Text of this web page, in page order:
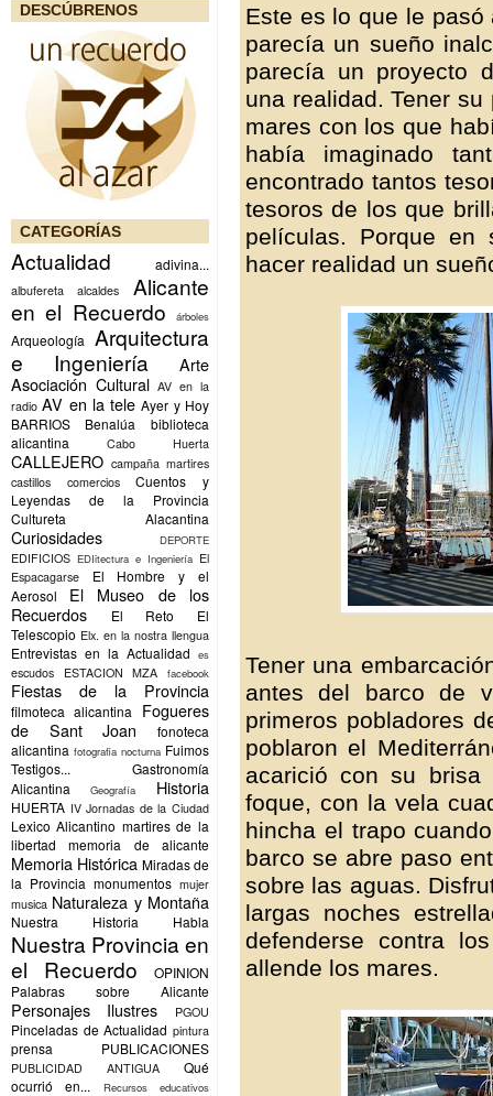
DESCÚBRENOS
CATEGORÍAS
Actualidad adivina...
albufereta alcaldes
Alicante
en el Recuerdo
árboles
Arqueología Arquitectura
e Ingeniería
Arte
Asociación Cultural AV en la
radio AV en la tele Ayer y Hoy
BARRIOS
Benalúa
biblioteca
alicantina
Cabo Huerta
CALLEJERO campaña martires
castillos
comercios
Cuentos y
Leyendas de la Provincia
Cultureta Alacantina
Curiosidades DEPORTE
EDIFICIOS EDIitectura e Ingeniería El
Espacagarse
El Hombre y el
Aerosol
El Museo de los
Recuerdos
El Reto
El
Telescopio Elx. en la nostra llengua
Entrevistas en la Actualidad es
escudos ESTACION MZA facebook
Fiestas de la Provincia
filmoteca alicantina
Fogueres
de Sant Joan
fonoteca
alicantina fotografia nocturna Fuimos
Testigos...
Gastronomía
Alicantina
Geografía Historia
HUERTA IV Jornadas de la Ciudad
Lexico Alicantino martires de la
libertad
memoria de alicante
Memoria Histórica Miradas de
la Provincia monumentos mujer
musica Naturaleza y Montaña
Nuestra Historia Habla
Nuestra Provincia en
el Recuerdo
OPINION
Palabras sobre Alicante
Personajes Ilustres PGOU
Pinceladas de Actualidad pintura
prensa PUBLICACIONES
PUBLICIDAD ANTIGUA
Qué
ocurrió en...
Recursos educativos
Este es lo que le
parecía un sueño
parecía un proyecto
una realidad. Tener
mares con los que
había imaginado
encontrado tantos
tesoros de los que
películas. Porque en
hacer
Tener una
antes del barco de
primeros pobladores
poblaron el
acarició con su
foque, con la vela
hincha el trapo
barco se abre paso
sobre las aguas.
largas noches
defenderse contra
allende los mares.